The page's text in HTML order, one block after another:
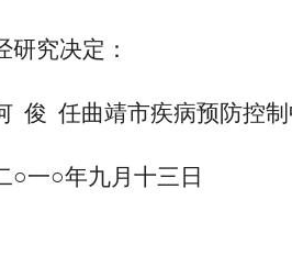
研究决定：
俊 任曲靖市疾病预防控
○一○年九月十三日